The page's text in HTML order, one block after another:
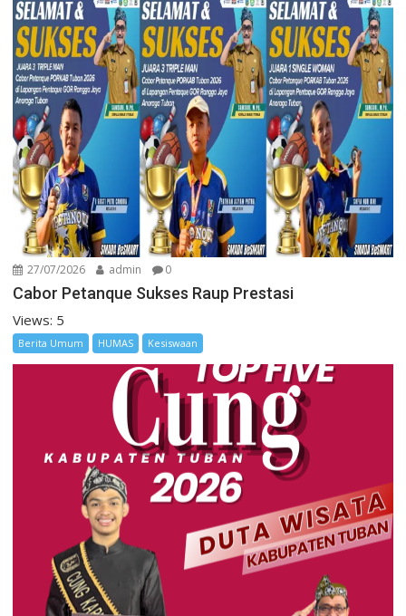
27/07/2026 admin 0
Cabor Petanque Sukses Raup Prestasi
Views: 5
Berita Umum HUMAS Kesiswaan